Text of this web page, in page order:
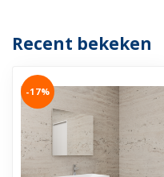
Recent bekeken
-17%